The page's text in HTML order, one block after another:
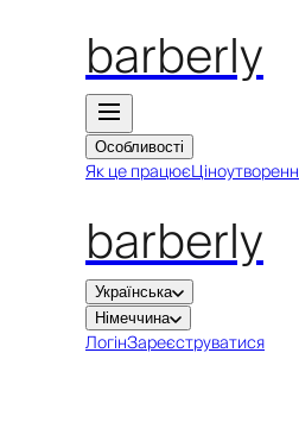
barberly
Особливості
Як це працює
barberly
Українська
Німеччина
ЛогінЗареєструватися